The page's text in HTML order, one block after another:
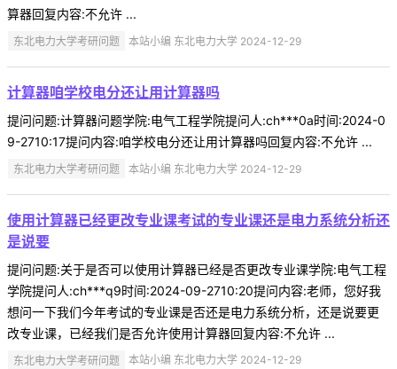
算器回复内容:不允许 ...
东北电力大学考研问题 本站小编 东北电力大学 2024-12-29
计算器咱学校电分还让用计算器吗
提问问题:计算器问题学院:电气工程学院提问人:ch***0a时间:2024-0
9-2710:17提问内容:咱学校电分还让用计算器吗回复内容:不允许 ...
东北电力大学考研问题 本站小编 东北电力大学 2024-12-29
使用计算器已经更改专业课考试的专业课还是电力系统分析还
是说要
提问问题:关于是否可以使用计算器已经是否更改专业课学院:电气工程
学院提问人:ch***q9时间:2024-09-2710:20提问内容:老师，您好我
想问一下我们今年考试的专业课是否还是电力系统分析，还是说要更
改专业课，已经我们是否允许使用计算器回复内容:不允许 ...
东北电力大学考研问题 本站小编 东北电力大学 2024-12-29